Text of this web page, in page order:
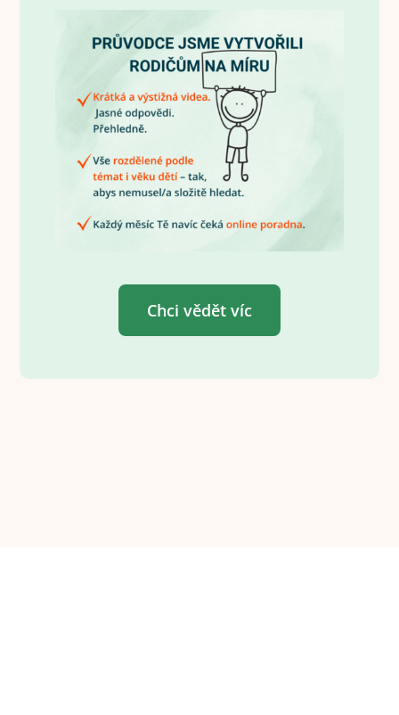
Chci vědět víc